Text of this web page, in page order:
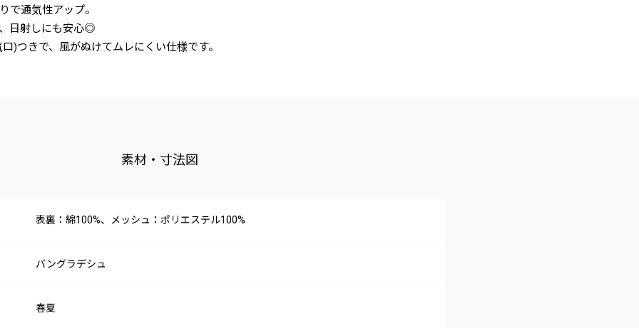
で通気性アップ。
日射しにも安心◎
)つきで、風がぬけてムレにくい仕様です。
素材・寸法図
表裏：綿100%、メッシュ：ポリエステル100%
バングラデシュ
春夏